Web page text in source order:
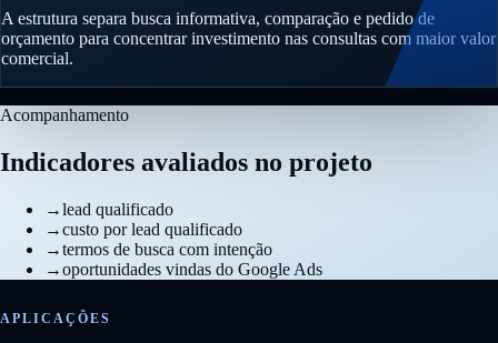
A estrutura separa busca informativa, comparação e pedido de
orçamento para concentrar investimento nas consultas com maior valor
comercial.
Acompanhamento
Indicadores avaliados no projeto
→lead qualificado
→custo por lead qualificado
→termos de busca com intenção
→oportunidades vindas do Google Ads
APLICAÇÕES